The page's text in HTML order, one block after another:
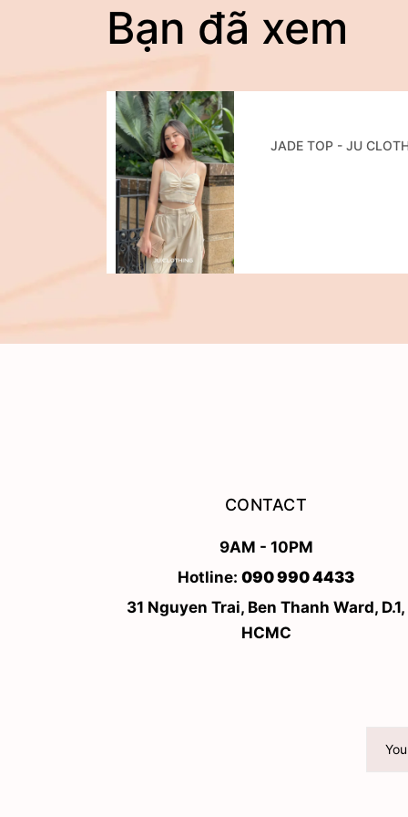
Bạn đã xem
JADE TOP - JU
CONTACT
9AM - 10PM
Hotline: 090 990 4433
31 Nguyen Trai, Ben Thanh Ward, D.1,
HCMC